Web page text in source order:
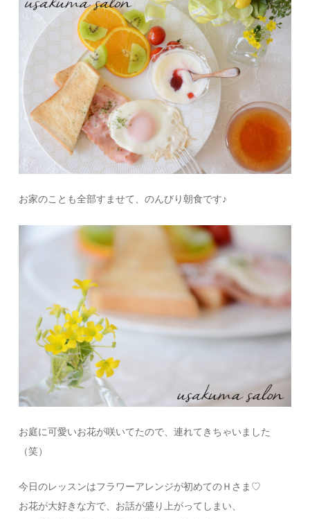
お家のことも全部すませて、のんびり朝食です♪
お庭に可愛いお花が咲いてたので、連れてきちゃいました
（笑）
今日のレッスンはフラワーアレンジが初めてのＨさま♡
お花が大好きな方で、お話が盛り上がってしまい、